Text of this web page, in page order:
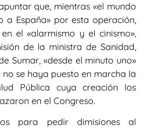
que, mientras «el mundo
a España» por esta operación,
el «alarmismo y el cinismo»,
de la ministra de Sanidad,
Sumar, «desde el minuto uno»
se haya puesto en marcha la
Pública cuya creación los
en el Congreso.
para pedir dimisiones al